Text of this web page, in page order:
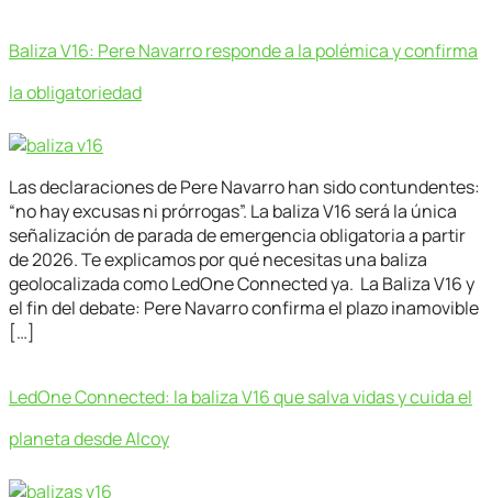
Baliza V16: Pere Navarro responde a la polémica y confirma
la obligatoriedad
Las declaraciones de Pere Navarro han sido contundentes:
“no hay excusas ni prórrogas”. La baliza V16 será la única
señalización de parada de emergencia obligatoria a partir
de 2026. Te explicamos por qué necesitas una baliza
geolocalizada como LedOne Connected ya. La Baliza V16 y
el fin del debate: Pere Navarro confirma el plazo inamovible
[…]
LedOne Connected: la baliza V16 que salva vidas y cuida el
planeta desde Alcoy